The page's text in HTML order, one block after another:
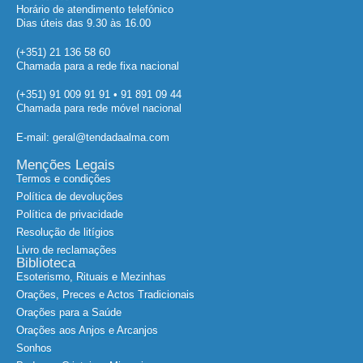
Horário de atendimento telefónico
Dias úteis das 9.30 às 16.00
(+351) 21 136 58 60
Chamada para a rede fixa nacional
(+351) 91 009 91 91 • 91 891 09 44
Chamada para rede móvel nacional
E-mail: geral@tendadaalma.com
Menções Legais
Termos e condições
Política de devoluções
Política de privacidade
Resolução de litígios
Livro de reclamações
Biblioteca
Esoterismo, Rituais e Mezinhas
Orações, Preces e Actos Tradicionais
Orações para a Saúde
Orações aos Anjos e Arcanjos
Sonhos